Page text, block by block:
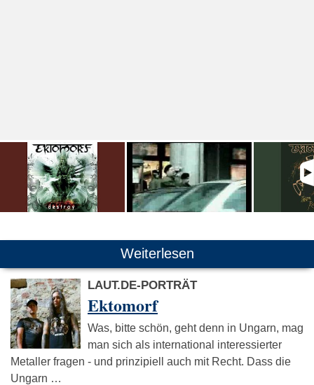
Weiterlesen
LAUT.DE-PORTRÄT
Ektomorf
Was, bitte schön, geht denn in Ungarn, mag
man sich als international interessierter
Metaller fragen - und prinzipiell auch mit Recht. Dass die
Ungarn …